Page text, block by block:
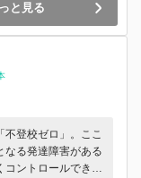
と見る
不登校ゼロ」。ここ
なる発達障害がある
コントロールできな